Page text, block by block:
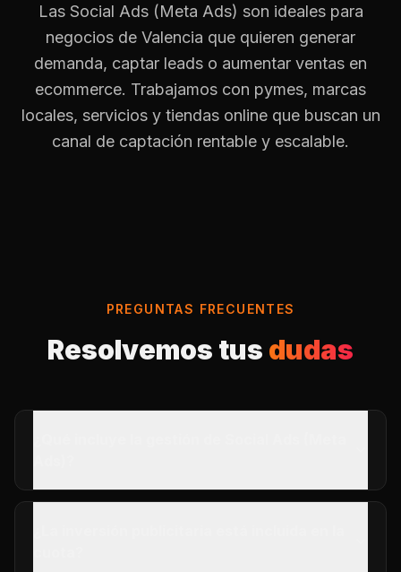
Las Social Ads (Meta Ads) son ideales para
negocios de Valencia que quieren generar
demanda, captar leads o aumentar ventas en
ecommerce. Trabajamos con pymes, marcas
locales, servicios y tiendas online que buscan un
canal de captación rentable y escalable.
PREGUNTAS FRECUENTES
Resolvemos tus dudas